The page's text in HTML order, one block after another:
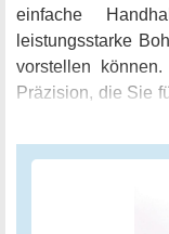
einfache
leistungsstarke
vorstellen
Präzision, die Sie
um das
Ergebnisse
Austausch des